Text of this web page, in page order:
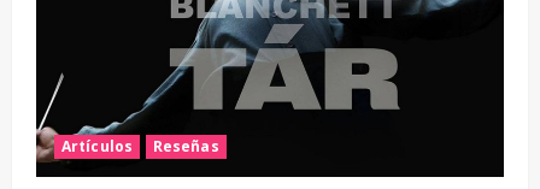
Artículos Reseñas